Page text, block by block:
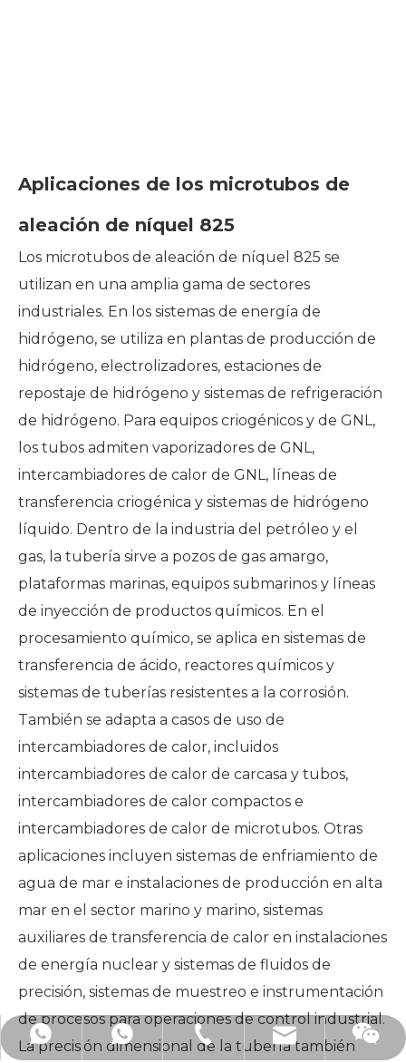
Aplicaciones de los microtubos de
aleación de níquel 825
Los microtubos de aleación de níquel 825 se
utilizan en una amplia gama de sectores
industriales. En los sistemas de energía de
hidrógeno, se utiliza en plantas de producción de
hidrógeno, electrolizadores, estaciones de
repostaje de hidrógeno y sistemas de refrigeración
de hidrógeno. Para equipos criogénicos y de GNL,
los tubos admiten vaporizadores de GNL,
intercambiadores de calor de GNL, líneas de
transferencia criogénica y sistemas de hidrógeno
líquido. Dentro de la industria del petróleo y el
gas, la tubería sirve a pozos de gas amargo,
plataformas marinas, equipos submarinos y líneas
de inyección de productos químicos. En el
procesamiento químico, se aplica en sistemas de
transferencia de ácido, reactores químicos y
sistemas de tuberías resistentes a la corrosión.
También se adapta a casos de uso de
intercambiadores de calor, incluidos
intercambiadores de calor de carcasa y tubos,
intercambiadores de calor compactos e
intercambiadores de calor de microtubos. Otras
aplicaciones incluyen sistemas de enfriamiento de
agua de mar e instalaciones de producción en alta
mar en el sector marino y marino, sistemas
auxiliares de transferencia de calor en instalaciones
de energía nuclear y sistemas de fluidos de
precisión, sistemas de muestreo e instrumentación
de procesos para operaciones de control industrial.
La precisión dimensional de la tubería también
+8613777773238
+86-577-86383608
mimi@hsfitting.com